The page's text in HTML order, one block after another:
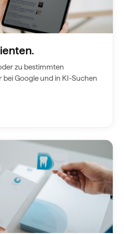
zu bestimmten
bei Google und in KI-Suchen